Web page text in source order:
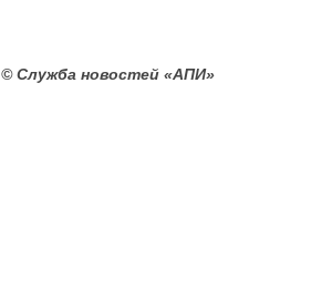
© Служба новостей «АПИ»